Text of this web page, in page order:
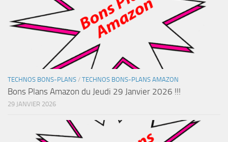
TECHNOS BONS-PLANS / TECHNOS BONS-PLANS AMAZON
Bons Plans Amazon du Jeudi 29 Janvier 2026 !!!
29 JANVIER 2026